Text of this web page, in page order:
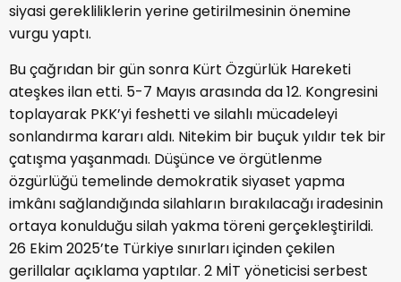
siyasi gerekliliklerin yerine getirilmesinin önemine
vurgu yaptı.
Bu çağrıdan bir gün sonra Kürt Özgürlük Hareketi
ateşkes ilan etti. 5-7 Mayıs arasında da 12. Kongresini
toplayarak PKK’yi feshetti ve silahlı mücadeleyi
sonlandırma kararı aldı. Nitekim bir buçuk yıldır tek bir
çatışma yaşanmadı. Düşünce ve örgütlenme
özgürlüğü temelinde demokratik siyaset yapma
imkânı sağlandığında silahların bırakılacağı iradesinin
ortaya konulduğu silah yakma töreni gerçekleştirildi.
26 Ekim 2025’te Türkiye sınırları içinden çekilen
gerillalar açıklama yaptılar. 2 MİT yöneticisi serbest